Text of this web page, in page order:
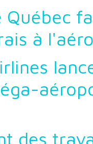
Québec
à
des